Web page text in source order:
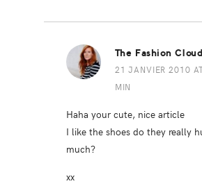
The Fashion Cloud
21 JANVIER 2010
MIN
Haha your cute, nice article
I like the shoes do they really
much?
xx